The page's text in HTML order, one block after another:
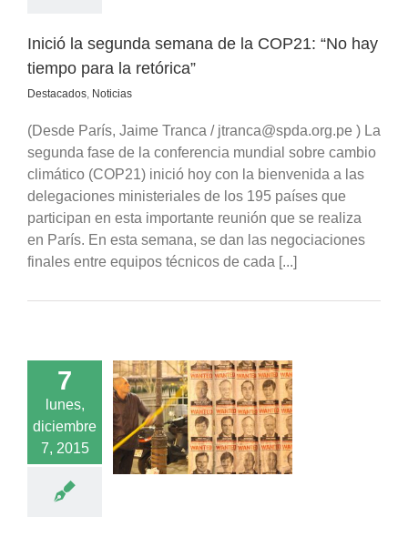
Inició la segunda semana de la COP21: “No hay
tiempo para la retórica”
Destacados, Noticias
(Desde París, Jaime Tranca / jtranca@spda.org.pe ) La
segunda fase de la conferencia mundial sobre cambio
climático (COP21) inició hoy con la bienvenida a las
delegaciones ministeriales de los 195 países que
participan en esta importante reunión que se realiza
en París. En esta semana, se dan las negociaciones
finales entre equipos técnicos de cada [...]
7
lunes,
diciembre
7, 2015
quiénes
"criminales
según Avaaz
Noticias